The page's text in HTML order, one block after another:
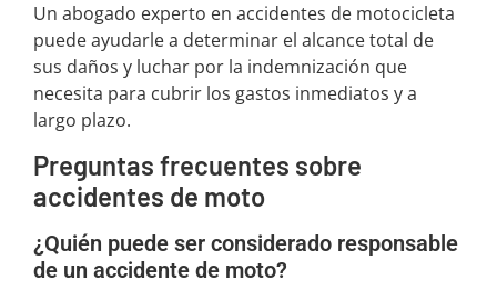
Un abogado experto en accidentes de motocicleta
puede ayudarle a determinar el alcance total de
sus daños y luchar por la indemnización que
necesita para cubrir los gastos inmediatos y a
largo plazo.
Preguntas frecuentes sobre
accidentes de moto
¿Quién puede ser considerado responsable
de un accidente de moto?